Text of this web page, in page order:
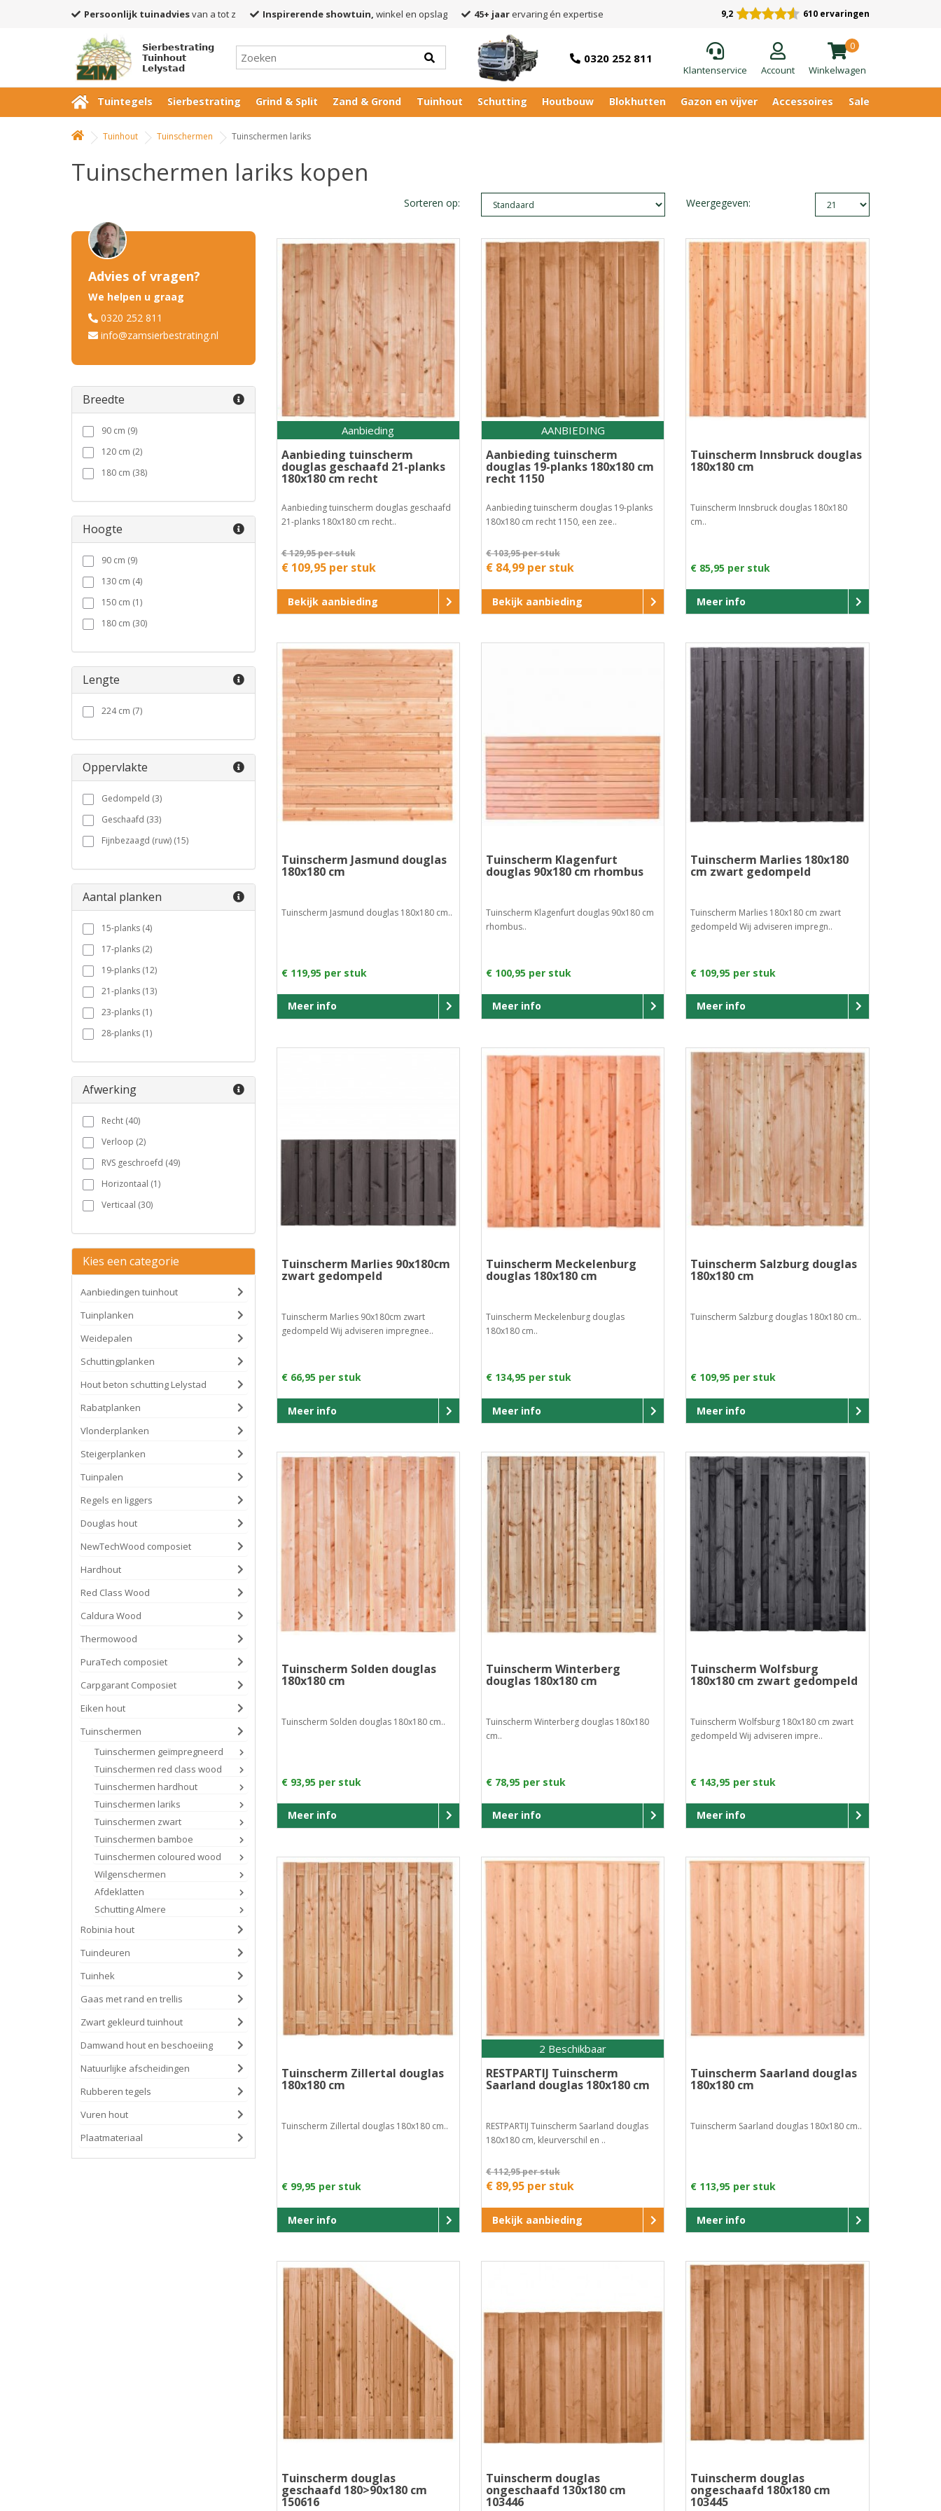
Persoonlijk tuinadviesvan a tot z Inspirerende showtuin, winkel en opslag 45+ jaar ervaring én expertise 9,2 610 ervaringen
Sierbestrating
Tuinhout
Lelystad
0320 252 811
Klantenservice Account
0
Winkelwagen
Tuintegels Sierbestrating Grind & Split Zand & Grond Tuinhout Schutting Houtbouw Blokhutten Gazon en vijver Accessoires Sale
Tuinhout Tuinschermen Tuinschermen lariks
Tuinschermen lariks kopen
Sorteren op: Weergegeven:
Advies of vragen?
We helpen u graag
0320 252 811
info@zamsierbestrating.nl
Breedte
90 cm (9)
120 cm (2)
180 cm (38)
Hoogte
90 cm (9)
130 cm (4)
150 cm (1)
180 cm (30)
Lengte
224 cm (7)
Oppervlakte
Gedompeld (3)
Geschaafd (33)
Fijnbezaagd (ruw) (15)
Aantal planken
15-planks (4)
17-planks (2)
19-planks (12)
21-planks (13)
23-planks (1)
28-planks (1)
Afwerking
Recht (40)
Verloop (2)
RVS geschroefd (49)
Horizontaal (1)
Verticaal (30)
Kies een categorie
Aanbiedingen tuinhout
Tuinplanken
Weidepalen
Schuttingplanken
Hout beton schutting Lelystad
Rabatplanken
Vlonderplanken
Steigerplanken
Tuinpalen
Regels en liggers
Douglas hout
NewTechWood composiet
Hardhout
Red Class Wood
Caldura Wood
Thermowood
PuraTech composiet
Carpgarant Composiet
Eiken hout
Tuinschermen
Tuinschermen geïmpregneerd
Tuinschermen red class wood
Tuinschermen hardhout
Tuinschermen lariks
Tuinschermen zwart
Tuinschermen bamboe
Tuinschermen coloured wood
Wilgenschermen
Afdeklatten
Schutting Almere
Robinia hout
Tuindeuren
Tuinhek
Gaas met rand en trellis
Zwart gekleurd tuinhout
Damwand hout en beschoeiing
Natuurlijke afscheidingen
Rubberen tegels
Vuren hout
Plaatmateriaal
Aanbieding
Aanbieding tuinscherm
douglas geschaafd 21-planks
180x180 cm recht
Aanbieding tuinscherm douglas geschaafd
21-planks 180x180 cm recht..
€ 129,95 per stuk
€ 109,95 per stuk
Bekijk aanbieding
AANBIEDING
Aanbieding tuinscherm
douglas 19-planks 180x180 cm
recht 1150
Aanbieding tuinscherm douglas 19-planks
180x180 cm recht 1150, een zee..
€ 103,95 per stuk
€ 84,99 per stuk
Bekijk aanbieding
Tuinscherm Innsbruck douglas
180x180 cm
Tuinscherm Innsbruck douglas 180x180
cm..
€ 85,95 per stuk
Meer info
Tuinscherm Jasmund douglas
180x180 cm
Tuinscherm Jasmund douglas 180x180 cm..
€ 119,95 per stuk
Meer info
Tuinscherm Klagenfurt
douglas 90x180 cm rhombus
Tuinscherm Klagenfurt douglas 90x180 cm
rhombus..
€ 100,95 per stuk
Meer info
Tuinscherm Marlies 180x180
cm zwart gedompeld
Tuinscherm Marlies 180x180 cm zwart
gedompeld Wij adviseren impregn..
€ 109,95 per stuk
Meer info
Tuinscherm Marlies 90x180cm
zwart gedompeld
Tuinscherm Marlies 90x180cm zwart
gedompeld Wij adviseren impregnee..
€ 66,95 per stuk
Meer info
Tuinscherm Meckelenburg
douglas 180x180 cm
Tuinscherm Meckelenburg douglas
180x180 cm..
€ 134,95 per stuk
Meer info
Tuinscherm Salzburg douglas
180x180 cm
Tuinscherm Salzburg douglas 180x180 cm..
€ 109,95 per stuk
Meer info
Tuinscherm Solden douglas
180x180 cm
Tuinscherm Solden douglas 180x180 cm..
€ 93,95 per stuk
Meer info
Tuinscherm Winterberg
douglas 180x180 cm
Tuinscherm Winterberg douglas 180x180
cm..
€ 78,95 per stuk
Meer info
Tuinscherm Wolfsburg
180x180 cm zwart gedompeld
Tuinscherm Wolfsburg 180x180 cm zwart
gedompeld Wij adviseren impre..
€ 143,95 per stuk
Meer info
Tuinscherm Zillertal douglas
180x180 cm
Tuinscherm Zillertal douglas 180x180 cm..
€ 99,95 per stuk
Meer info
2 Beschikbaar
RESTPARTIJ Tuinscherm
Saarland douglas 180x180 cm
RESTPARTIJ Tuinscherm Saarland douglas
180x180 cm, kleurverschil en ..
€ 112,95 per stuk
€ 89,95 per stuk
Bekijk aanbieding
Tuinscherm Saarland douglas
180x180 cm
Tuinscherm Saarland douglas 180x180 cm..
€ 113,95 per stuk
Meer info
Tuinscherm douglas
geschaafd 180>90x180 cm
150616
Tuinscherm douglas
ongeschaafd 130x180 cm
103446
Tuinscherm douglas
ongeschaafd 180x180 cm
103445